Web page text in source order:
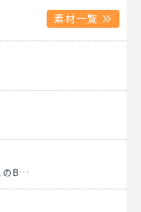
素材一覧
のB…